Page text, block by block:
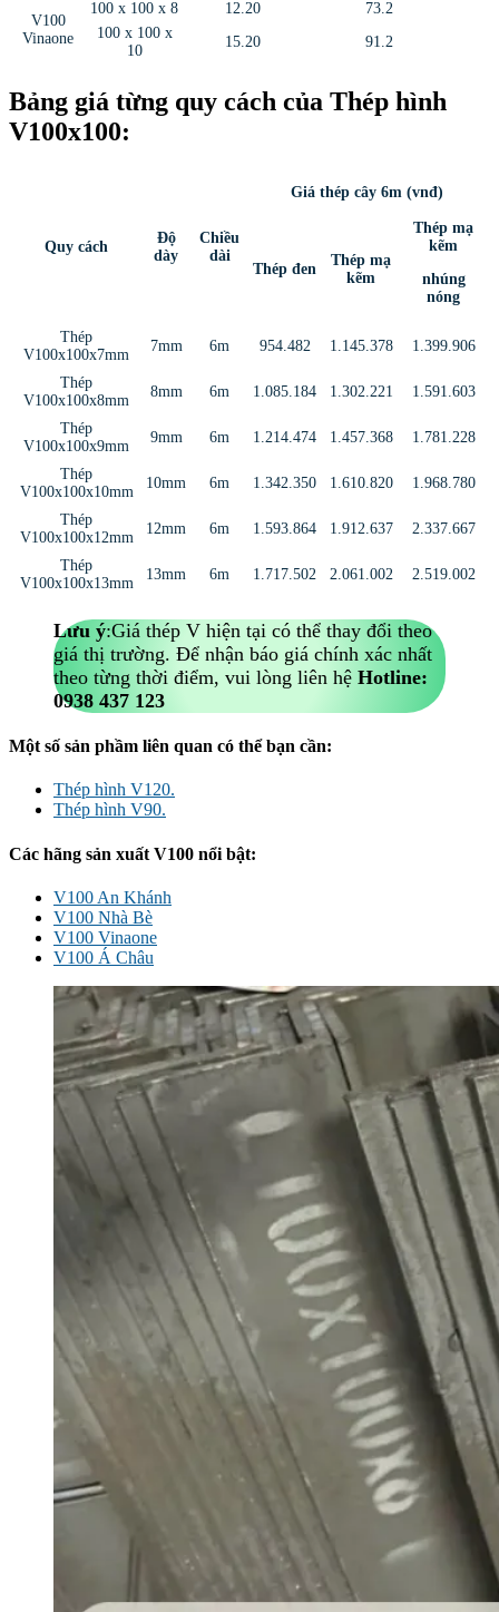
V100
Vinaone
100 x 100 x 8 12.20
73.2
100 x 100 x
10
15.20 91.2
Bảng giá từng quy cách của Thép hình
V100x100:
Quy cách
Độ
dày
Chiều
dài
Giá thép cây 6m (vnđ)
Thép đen
Thép mạ
kẽm
Thép mạ
kẽm
nhúng
nóng
Thép
V100x100x7mm
7mm 6m 954.482 1.145.378 1.399.906
Thép
V100x100x8mm
8mm 6m 1.085.184 1.302.221 1.591.603
Thép
V100x100x9mm
9mm 6m 1.214.474 1.457.368 1.781.228
Thép
V100x100x10mm
10mm 6m 1.342.350 1.610.820 1.968.780
Thép
V100x100x12mm
12mm 6m 1.593.864 1.912.637 2.337.667
Thép
V100x100x13mm
13mm 6m 1.717.502 2.061.002 2.519.002
Lưu ý:Giá thép V hiện tại có thể thay đổi theo
giá thị trường. Để nhận báo giá chính xác nhất
theo từng thời điểm, vui lòng liên hệ Hotline:
0938 437 123
Một số sản phầm liên quan có thể bạn cần:
Thép hình V120.
Thép hình V90.
Các hãng sản xuất V100 nổi bật:
V100 An Khánh
V100 Nhà Bè
V100 Vinaone
V100 Á Châu